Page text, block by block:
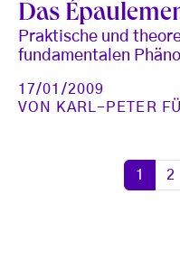
Das
Praktische und
fundamentalen
17/01/2009
VON
KARL-PETER
Seite
1 2